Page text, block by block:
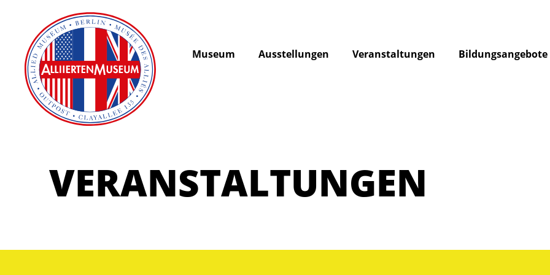
Museum Ausstellungen Veranstaltungen Bildungsangebote
VERANSTALTUNGEN